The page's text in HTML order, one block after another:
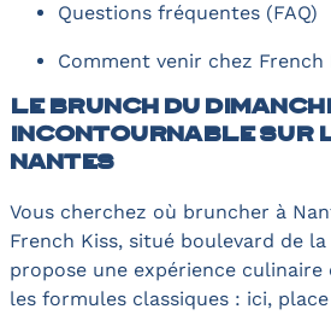
Questions fréquentes (FAQ)
Comment venir chez French
Le brunch du
incontournable sur
Nantes
Vous cherchez où bruncher à
French Kiss, situé boulevard de
propose une expérience culinaire
les formules classiques : ici,